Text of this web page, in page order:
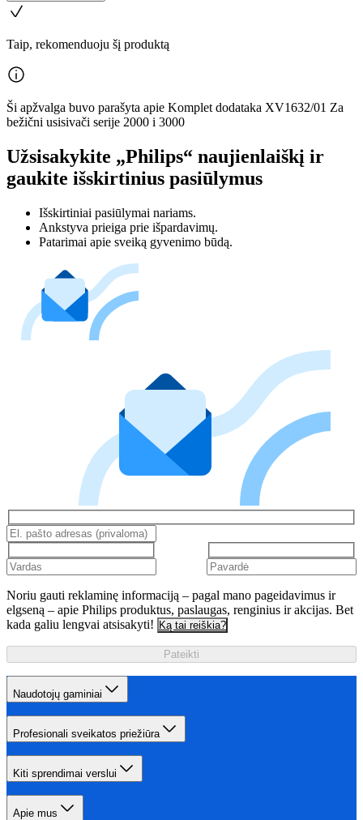
Taip, rekomenduoju šį produktą
Ši apžvalga buvo parašyta apie Komplet dodataka XV1632/01 Za
bežični usisivači serije 2000 i 3000
Užsisakykite „Philips“ naujienlaiškį ir
gaukite išskirtinius pasiūlymus
Išskirtiniai pasiūlymai nariams.
Ankstyva prieiga prie išpardavimų.
Patarimai apie sveiką gyvenimo būdą.
Noriu gauti reklaminę informaciją – pagal mano pageidavimus ir
elgseną – apie Philips produktus, paslaugas, renginius ir akcijas. Bet
kada galiu lengvai atsisakyti! Ką tai reiškia?
Pateikti
Naudotojų gaminiai
Profesionali sveikatos priežiūra
Kiti sprendimai verslui
Apie mus